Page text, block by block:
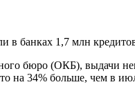
в банках 1,7 млн
бюро (ОКБ), выдачи
на 34% больше, чем в